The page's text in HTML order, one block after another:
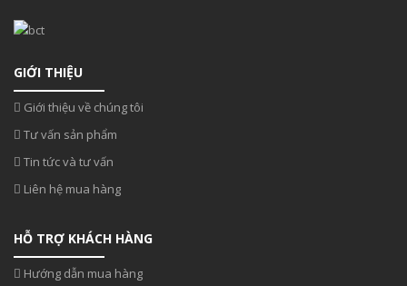
GIỚI THIỆU
Giới thiệu về chúng tôi
Tư vấn sản phẩm
Tin tức và tư vấn
Liên hệ mua hàng
HỖ TRỢ KHÁCH HÀNG
Hướng dẫn mua hàng